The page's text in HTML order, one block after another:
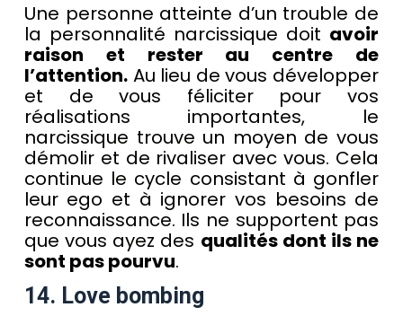
Une personne atteinte d’un trouble de
la personnalité narcissique doit avoir
raison et rester au centre de
l’attention.Au lieu de vous développer
et de vous féliciter pour vos
réalisations importantes, le
narcissique trouve un moyen de vous
démolir et de rivaliser avec vous. Cela
continue le cycle consistant à gonfler
leur ego et à ignorer vos besoins de
reconnaissance. Ils ne supportent pas
que vous ayez des qualités dont ils ne
sont pas pourvu.
14. Love bombing